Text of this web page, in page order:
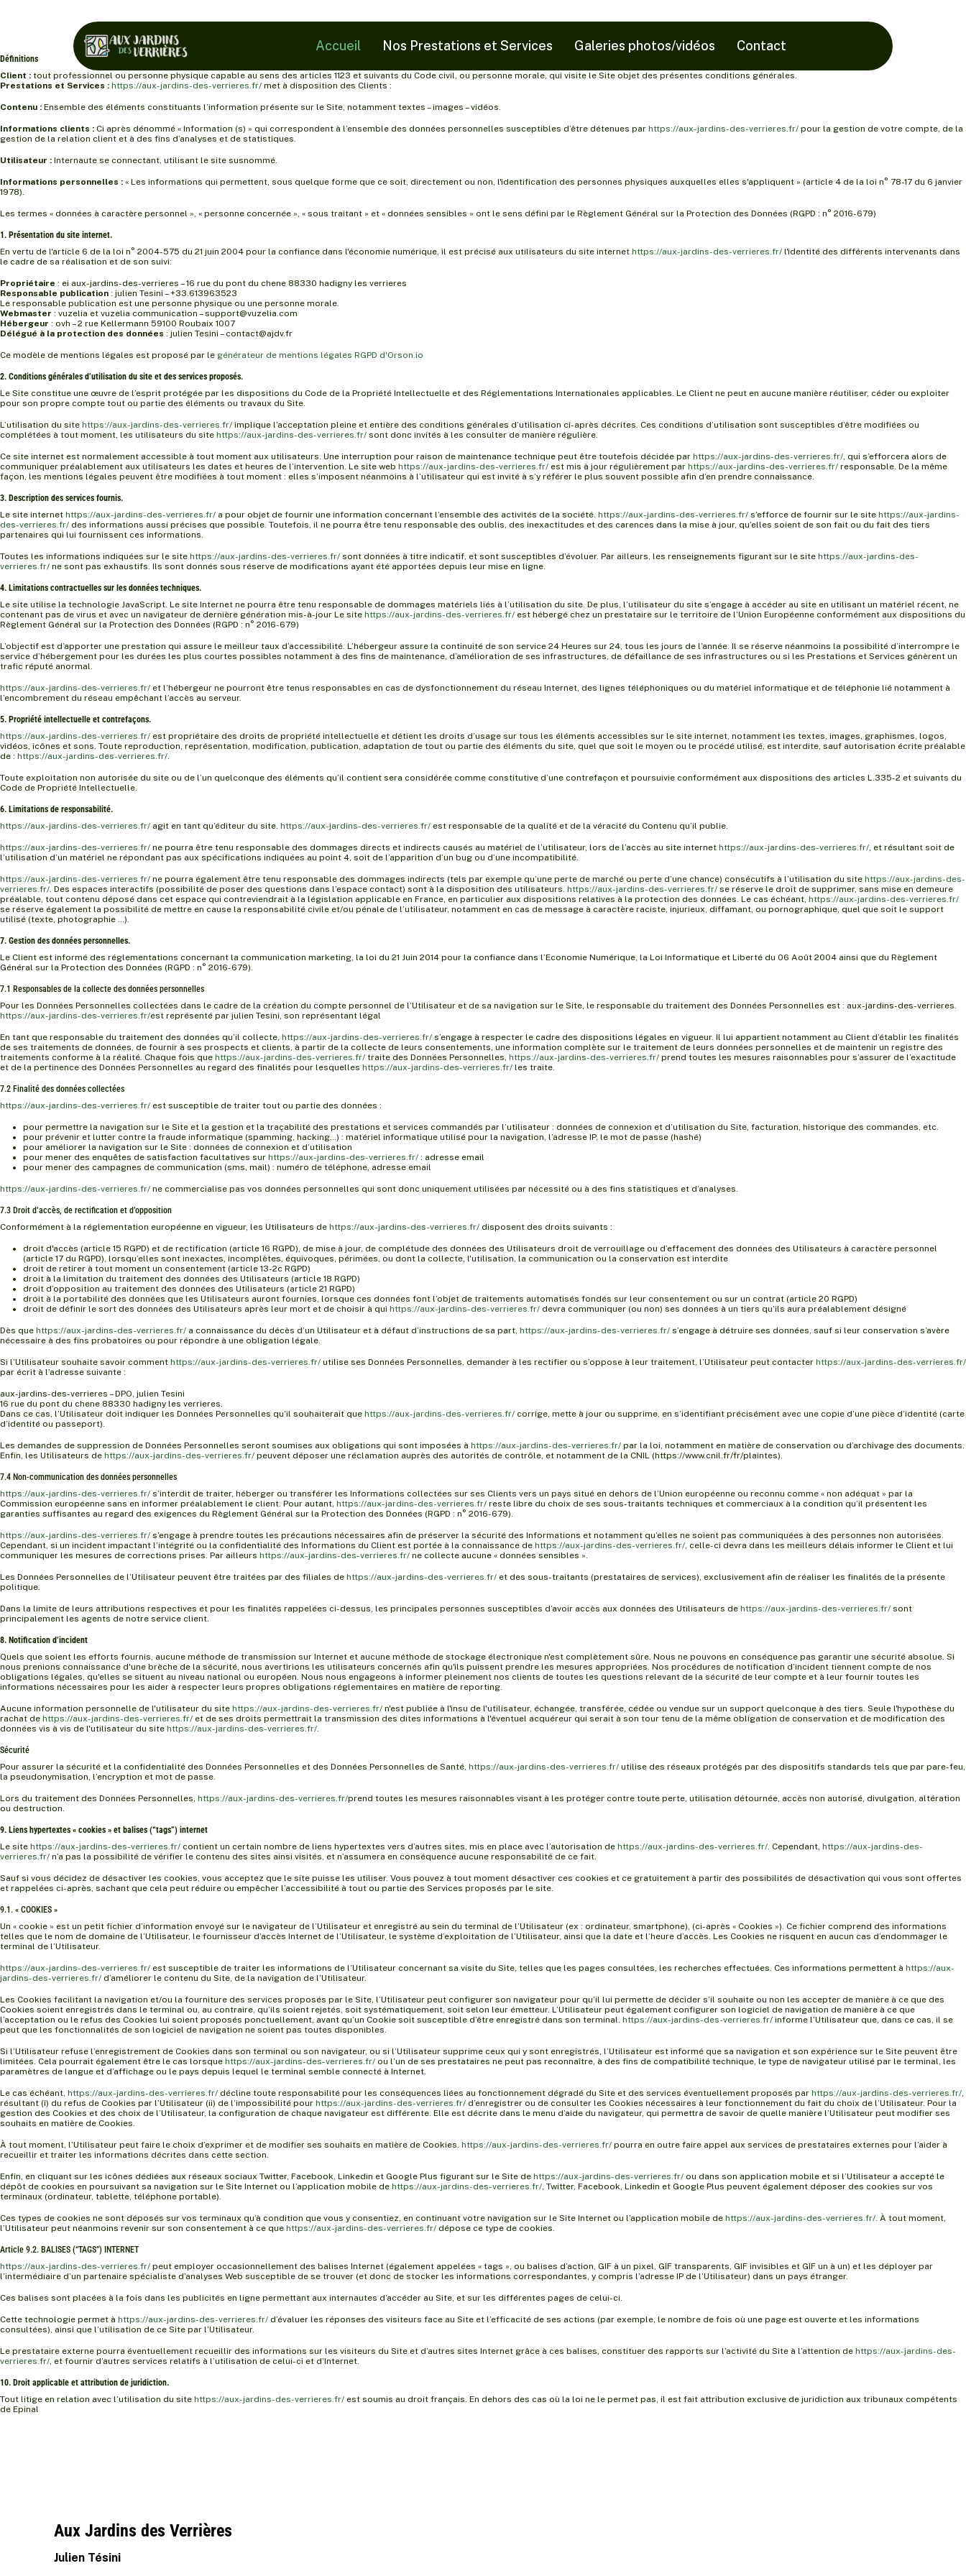
Accueil Nos Prestations et Services Galeries photos/vidéos Contact
Définitions
Client : tout professionnel ou personne physique capable au sens des articles 1123 et suivants du Code civil, ou personne morale, qui visite le Site objet des présentes conditions générales.
Prestations et Services : https://aux-jardins-des-verrieres.fr/ met à disposition des Clients :
Contenu : Ensemble des éléments constituants l’information présente sur le Site, notamment textes – images – vidéos.
Informations clients : Ci après dénommé « Information (s) » qui correspondent à l’ensemble des données personnelles susceptibles d’être détenues par https://aux-jardins-des-verrieres.fr/ pour la gestion de votre compte, de la
gestion de la relation client et à des fins d’analyses et de statistiques.
Utilisateur : Internaute se connectant, utilisant le site susnommé.
Informations personnelles : « Les informations qui permettent, sous quelque forme que ce soit, directement ou non, l'identification des personnes physiques auxquelles elles s'appliquent » (article 4 de la loi n° 78-17 du 6 janvier
1978).
Les termes « données à caractère personnel », « personne concernée », « sous traitant » et « données sensibles » ont le sens défini par le Règlement Général sur la Protection des Données (RGPD : n° 2016-679)
1. Présentation du site internet.
En vertu de l'article 6 de la loi n° 2004-575 du 21 juin 2004 pour la confiance dans l'économie numérique, il est précisé aux utilisateurs du site internet https://aux-jardins-des-verrieres.fr/ l'identité des différents intervenants dans
le cadre de sa réalisation et de son suivi:
Propriétaire : ei aux-jardins-des-verrieres – 16 rue du pont du chene 88330 hadigny les verrieres
Responsable publication : julien Tesini – +33.613963523
Le responsable publication est une personne physique ou une personne morale.
Webmaster : vuzelia et vuzelia communication – support@vuzelia.com
Hébergeur : ovh – 2 rue Kellermann 59100 Roubaix 1007
Délégué à la protection des données : julien Tesini – contact@ajdv.fr
Ce modèle de mentions légales est proposé par le générateur de mentions légales RGPD d'Orson.io
2. Conditions générales d’utilisation du site et des services proposés.
Le Site constitue une œuvre de l’esprit protégée par les dispositions du Code de la Propriété Intellectuelle et des Réglementations Internationales applicables. Le Client ne peut en aucune manière réutiliser, céder ou exploiter
pour son propre compte tout ou partie des éléments ou travaux du Site.
L’utilisation du site https://aux-jardins-des-verrieres.fr/ implique l’acceptation pleine et entière des conditions générales d’utilisation ci-après décrites. Ces conditions d’utilisation sont susceptibles d’être modifiées ou
complétées à tout moment, les utilisateurs du site https://aux-jardins-des-verrieres.fr/ sont donc invités à les consulter de manière régulière.
Ce site internet est normalement accessible à tout moment aux utilisateurs. Une interruption pour raison de maintenance technique peut être toutefois décidée par https://aux-jardins-des-verrieres.fr/, qui s’efforcera alors de
communiquer préalablement aux utilisateurs les dates et heures de l’intervention. Le site web https://aux-jardins-des-verrieres.fr/ est mis à jour régulièrement par https://aux-jardins-des-verrieres.fr/ responsable. De la même
façon, les mentions légales peuvent être modifiées à tout moment : elles s’imposent néanmoins à l’utilisateur qui est invité à s’y référer le plus souvent possible afin d’en prendre connaissance.
3. Description des services fournis.
Le site internet https://aux-jardins-des-verrieres.fr/ a pour objet de fournir une information concernant l’ensemble des activités de la société. https://aux-jardins-des-verrieres.fr/ s’efforce de fournir sur le site https://aux-jardins-
des-verrieres.fr/ des informations aussi précises que possible. Toutefois, il ne pourra être tenu responsable des oublis, des inexactitudes et des carences dans la mise à jour, qu’elles soient de son fait ou du fait des tiers
partenaires qui lui fournissent ces informations.
Toutes les informations indiquées sur le site https://aux-jardins-des-verrieres.fr/ sont données à titre indicatif, et sont susceptibles d’évoluer. Par ailleurs, les renseignements figurant sur le site https://aux-jardins-des-
verrieres.fr/ ne sont pas exhaustifs. Ils sont donnés sous réserve de modifications ayant été apportées depuis leur mise en ligne.
4. Limitations contractuelles sur les données techniques.
Le site utilise la technologie JavaScript. Le site Internet ne pourra être tenu responsable de dommages matériels liés à l’utilisation du site. De plus, l’utilisateur du site s’engage à accéder au site en utilisant un matériel récent, ne
contenant pas de virus et avec un navigateur de dernière génération mis-à-jour Le site https://aux-jardins-des-verrieres.fr/ est hébergé chez un prestataire sur le territoire de l’Union Européenne conformément aux dispositions du
Règlement Général sur la Protection des Données (RGPD : n° 2016-679)
L’objectif est d’apporter une prestation qui assure le meilleur taux d’accessibilité. L’hébergeur assure la continuité de son service 24 Heures sur 24, tous les jours de l’année. Il se réserve néanmoins la possibilité d’interrompre le
service d’hébergement pour les durées les plus courtes possibles notamment à des fins de maintenance, d’amélioration de ses infrastructures, de défaillance de ses infrastructures ou si les Prestations et Services génèrent un
trafic réputé anormal.
https://aux-jardins-des-verrieres.fr/ et l’hébergeur ne pourront être tenus responsables en cas de dysfonctionnement du réseau Internet, des lignes téléphoniques ou du matériel informatique et de téléphonie lié notamment à
l’encombrement du réseau empêchant l’accès au serveur.
5. Propriété intellectuelle et contrefaçons.
https://aux-jardins-des-verrieres.fr/ est propriétaire des droits de propriété intellectuelle et détient les droits d’usage sur tous les éléments accessibles sur le site internet, notamment les textes, images, graphismes, logos,
vidéos, icônes et sons. Toute reproduction, représentation, modification, publication, adaptation de tout ou partie des éléments du site, quel que soit le moyen ou le procédé utilisé, est interdite, sauf autorisation écrite préalable
de : https://aux-jardins-des-verrieres.fr/.
Toute exploitation non autorisée du site ou de l’un quelconque des éléments qu’il contient sera considérée comme constitutive d’une contrefaçon et poursuivie conformément aux dispositions des articles L.335-2 et suivants du
Code de Propriété Intellectuelle.
6. Limitations de responsabilité.
https://aux-jardins-des-verrieres.fr/ agit en tant qu’éditeur du site. https://aux-jardins-des-verrieres.fr/ est responsable de la qualité et de la véracité du Contenu qu’il publie.
https://aux-jardins-des-verrieres.fr/ ne pourra être tenu responsable des dommages directs et indirects causés au matériel de l’utilisateur, lors de l’accès au site internet https://aux-jardins-des-verrieres.fr/, et résultant soit de
l’utilisation d’un matériel ne répondant pas aux spécifications indiquées au point 4, soit de l’apparition d’un bug ou d’une incompatibilité.
https://aux-jardins-des-verrieres.fr/ ne pourra également être tenu responsable des dommages indirects (tels par exemple qu’une perte de marché ou perte d’une chance) consécutifs à l’utilisation du site https://aux-jardins-des-
verrieres.fr/. Des espaces interactifs (possibilité de poser des questions dans l’espace contact) sont à la disposition des utilisateurs. https://aux-jardins-des-verrieres.fr/ se réserve le droit de supprimer, sans mise en demeure
préalable, tout contenu déposé dans cet espace qui contreviendrait à la législation applicable en France, en particulier aux dispositions relatives à la protection des données. Le cas échéant, https://aux-jardins-des-verrieres.fr/
se réserve également la possibilité de mettre en cause la responsabilité civile et/ou pénale de l’utilisateur, notamment en cas de message à caractère raciste, injurieux, diffamant, ou pornographique, quel que soit le support
utilisé (texte, photographie …).
7. Gestion des données personnelles.
Le Client est informé des réglementations concernant la communication marketing, la loi du 21 Juin 2014 pour la confiance dans l’Economie Numérique, la Loi Informatique et Liberté du 06 Août 2004 ainsi que du Règlement
Général sur la Protection des Données (RGPD : n° 2016-679).
7.1 Responsables de la collecte des données personnelles
Pour les Données Personnelles collectées dans le cadre de la création du compte personnel de l’Utilisateur et de sa navigation sur le Site, le responsable du traitement des Données Personnelles est : aux-jardins-des-verrieres.
https://aux-jardins-des-verrieres.fr/est représenté par julien Tesini, son représentant légal
En tant que responsable du traitement des données qu’il collecte, https://aux-jardins-des-verrieres.fr/ s’engage à respecter le cadre des dispositions légales en vigueur. Il lui appartient notamment au Client d’établir les finalités
de ses traitements de données, de fournir à ses prospects et clients, à partir de la collecte de leurs consentements, une information complète sur le traitement de leurs données personnelles et de maintenir un registre des
traitements conforme à la réalité. Chaque fois que https://aux-jardins-des-verrieres.fr/ traite des Données Personnelles, https://aux-jardins-des-verrieres.fr/ prend toutes les mesures raisonnables pour s’assurer de l’exactitude
et de la pertinence des Données Personnelles au regard des finalités pour lesquelles https://aux-jardins-des-verrieres.fr/ les traite.
7.2 Finalité des données collectées
https://aux-jardins-des-verrieres.fr/ est susceptible de traiter tout ou partie des données :
pour permettre la navigation sur le Site et la gestion et la traçabilité des prestations et services commandés par l’utilisateur : données de connexion et d’utilisation du Site, facturation, historique des commandes, etc.
pour prévenir et lutter contre la fraude informatique (spamming, hacking…) : matériel informatique utilisé pour la navigation, l’adresse IP, le mot de passe (hashé)
pour améliorer la navigation sur le Site : données de connexion et d’utilisation
pour mener des enquêtes de satisfaction facultatives sur https://aux-jardins-des-verrieres.fr/ : adresse email
pour mener des campagnes de communication (sms, mail) : numéro de téléphone, adresse email
https://aux-jardins-des-verrieres.fr/ ne commercialise pas vos données personnelles qui sont donc uniquement utilisées par nécessité ou à des fins statistiques et d’analyses.
7.3 Droit d’accès, de rectification et d’opposition
Conformément à la réglementation européenne en vigueur, les Utilisateurs de https://aux-jardins-des-verrieres.fr/ disposent des droits suivants :
droit d'accès (article 15 RGPD) et de rectification (article 16 RGPD), de mise à jour, de complétude des données des Utilisateurs droit de verrouillage ou d’effacement des données des Utilisateurs à caractère personnel
(article 17 du RGPD), lorsqu’elles sont inexactes, incomplètes, équivoques, périmées, ou dont la collecte, l'utilisation, la communication ou la conservation est interdite
droit de retirer à tout moment un consentement (article 13-2c RGPD)
droit à la limitation du traitement des données des Utilisateurs (article 18 RGPD)
droit d’opposition au traitement des données des Utilisateurs (article 21 RGPD)
droit à la portabilité des données que les Utilisateurs auront fournies, lorsque ces données font l’objet de traitements automatisés fondés sur leur consentement ou sur un contrat (article 20 RGPD)
droit de définir le sort des données des Utilisateurs après leur mort et de choisir à qui https://aux-jardins-des-verrieres.fr/ devra communiquer (ou non) ses données à un tiers qu’ils aura préalablement désigné
Dès que https://aux-jardins-des-verrieres.fr/ a connaissance du décès d’un Utilisateur et à défaut d’instructions de sa part, https://aux-jardins-des-verrieres.fr/ s’engage à détruire ses données, sauf si leur conservation s’avère
nécessaire à des fins probatoires ou pour répondre à une obligation légale.
Si l’Utilisateur souhaite savoir comment https://aux-jardins-des-verrieres.fr/ utilise ses Données Personnelles, demander à les rectifier ou s’oppose à leur traitement, l’Utilisateur peut contacter https://aux-jardins-des-verrieres.fr/
par écrit à l’adresse suivante :
aux-jardins-des-verrieres – DPO, julien Tesini
16 rue du pont du chene 88330 hadigny les verrieres.
Dans ce cas, l’Utilisateur doit indiquer les Données Personnelles qu’il souhaiterait que https://aux-jardins-des-verrieres.fr/ corrige, mette à jour ou supprime, en s’identifiant précisément avec une copie d’une pièce d’identité (carte
d’identité ou passeport).
Les demandes de suppression de Données Personnelles seront soumises aux obligations qui sont imposées à https://aux-jardins-des-verrieres.fr/ par la loi, notamment en matière de conservation ou d’archivage des documents.
Enfin, les Utilisateurs de https://aux-jardins-des-verrieres.fr/ peuvent déposer une réclamation auprès des autorités de contrôle, et notamment de la CNIL (https://www.cnil.fr/fr/plaintes).
7.4 Non-communication des données personnelles
https://aux-jardins-des-verrieres.fr/ s’interdit de traiter, héberger ou transférer les Informations collectées sur ses Clients vers un pays situé en dehors de l’Union européenne ou reconnu comme « non adéquat » par la
Commission européenne sans en informer préalablement le client. Pour autant, https://aux-jardins-des-verrieres.fr/ reste libre du choix de ses sous-traitants techniques et commerciaux à la condition qu’il présentent les
garanties suffisantes au regard des exigences du Règlement Général sur la Protection des Données (RGPD : n° 2016-679).
https://aux-jardins-des-verrieres.fr/ s’engage à prendre toutes les précautions nécessaires afin de préserver la sécurité des Informations et notamment qu’elles ne soient pas communiquées à des personnes non autorisées.
Cependant, si un incident impactant l’intégrité ou la confidentialité des Informations du Client est portée à la connaissance de https://aux-jardins-des-verrieres.fr/, celle-ci devra dans les meilleurs délais informer le Client et lui
communiquer les mesures de corrections prises. Par ailleurs https://aux-jardins-des-verrieres.fr/ ne collecte aucune « données sensibles ».
Les Données Personnelles de l’Utilisateur peuvent être traitées par des filiales de https://aux-jardins-des-verrieres.fr/ et des sous-traitants (prestataires de services), exclusivement afin de réaliser les finalités de la présente
politique.
Dans la limite de leurs attributions respectives et pour les finalités rappelées ci-dessus, les principales personnes susceptibles d’avoir accès aux données des Utilisateurs de https://aux-jardins-des-verrieres.fr/ sont
principalement les agents de notre service client.
8. Notification d’incident
Quels que soient les efforts fournis, aucune méthode de transmission sur Internet et aucune méthode de stockage électronique n'est complètement sûre. Nous ne pouvons en conséquence pas garantir une sécurité absolue. Si
nous prenions connaissance d'une brèche de la sécurité, nous avertirions les utilisateurs concernés afin qu'ils puissent prendre les mesures appropriées. Nos procédures de notification d’incident tiennent compte de nos
obligations légales, qu'elles se situent au niveau national ou européen. Nous nous engageons à informer pleinement nos clients de toutes les questions relevant de la sécurité de leur compte et à leur fournir toutes les
informations nécessaires pour les aider à respecter leurs propres obligations réglementaires en matière de reporting.
Aucune information personnelle de l'utilisateur du site https://aux-jardins-des-verrieres.fr/ n'est publiée à l'insu de l'utilisateur, échangée, transférée, cédée ou vendue sur un support quelconque à des tiers. Seule l'hypothèse du
rachat de https://aux-jardins-des-verrieres.fr/ et de ses droits permettrait la transmission des dites informations à l'éventuel acquéreur qui serait à son tour tenu de la même obligation de conservation et de modification des
données vis à vis de l'utilisateur du site https://aux-jardins-des-verrieres.fr/.
Sécurité
Pour assurer la sécurité et la confidentialité des Données Personnelles et des Données Personnelles de Santé, https://aux-jardins-des-verrieres.fr/ utilise des réseaux protégés par des dispositifs standards tels que par pare-feu,
la pseudonymisation, l’encryption et mot de passe.
Lors du traitement des Données Personnelles, https://aux-jardins-des-verrieres.fr/prend toutes les mesures raisonnables visant à les protéger contre toute perte, utilisation détournée, accès non autorisé, divulgation, altération
ou destruction.
9. Liens hypertextes « cookies » et balises (“tags”) internet
Le site https://aux-jardins-des-verrieres.fr/ contient un certain nombre de liens hypertextes vers d’autres sites, mis en place avec l’autorisation de https://aux-jardins-des-verrieres.fr/. Cependant, https://aux-jardins-des-
verrieres.fr/ n’a pas la possibilité de vérifier le contenu des sites ainsi visités, et n’assumera en conséquence aucune responsabilité de ce fait.
Sauf si vous décidez de désactiver les cookies, vous acceptez que le site puisse les utiliser. Vous pouvez à tout moment désactiver ces cookies et ce gratuitement à partir des possibilités de désactivation qui vous sont offertes
et rappelées ci-après, sachant que cela peut réduire ou empêcher l’accessibilité à tout ou partie des Services proposés par le site.
9.1. « COOKIES »
Un « cookie » est un petit fichier d’information envoyé sur le navigateur de l’Utilisateur et enregistré au sein du terminal de l’Utilisateur (ex : ordinateur, smartphone), (ci-après « Cookies »). Ce fichier comprend des informations
telles que le nom de domaine de l’Utilisateur, le fournisseur d’accès Internet de l’Utilisateur, le système d’exploitation de l’Utilisateur, ainsi que la date et l’heure d’accès. Les Cookies ne risquent en aucun cas d’endommager le
terminal de l’Utilisateur.
https://aux-jardins-des-verrieres.fr/ est susceptible de traiter les informations de l’Utilisateur concernant sa visite du Site, telles que les pages consultées, les recherches effectuées. Ces informations permettent à https://aux-
jardins-des-verrieres.fr/ d’améliorer le contenu du Site, de la navigation de l’Utilisateur.
Les Cookies facilitant la navigation et/ou la fourniture des services proposés par le Site, l’Utilisateur peut configurer son navigateur pour qu’il lui permette de décider s’il souhaite ou non les accepter de manière à ce que des
Cookies soient enregistrés dans le terminal ou, au contraire, qu’ils soient rejetés, soit systématiquement, soit selon leur émetteur. L’Utilisateur peut également configurer son logiciel de navigation de manière à ce que
l’acceptation ou le refus des Cookies lui soient proposés ponctuellement, avant qu’un Cookie soit susceptible d’être enregistré dans son terminal. https://aux-jardins-des-verrieres.fr/ informe l’Utilisateur que, dans ce cas, il se
peut que les fonctionnalités de son logiciel de navigation ne soient pas toutes disponibles.
Si l’Utilisateur refuse l’enregistrement de Cookies dans son terminal ou son navigateur, ou si l’Utilisateur supprime ceux qui y sont enregistrés, l’Utilisateur est informé que sa navigation et son expérience sur le Site peuvent être
limitées. Cela pourrait également être le cas lorsque https://aux-jardins-des-verrieres.fr/ ou l’un de ses prestataires ne peut pas reconnaître, à des fins de compatibilité technique, le type de navigateur utilisé par le terminal, les
paramètres de langue et d’affichage ou le pays depuis lequel le terminal semble connecté à Internet.
Le cas échéant, https://aux-jardins-des-verrieres.fr/ décline toute responsabilité pour les conséquences liées au fonctionnement dégradé du Site et des services éventuellement proposés par https://aux-jardins-des-verrieres.fr/,
résultant (i) du refus de Cookies par l’Utilisateur (ii) de l’impossibilité pour https://aux-jardins-des-verrieres.fr/ d’enregistrer ou de consulter les Cookies nécessaires à leur fonctionnement du fait du choix de l’Utilisateur. Pour la
gestion des Cookies et des choix de l’Utilisateur, la configuration de chaque navigateur est différente. Elle est décrite dans le menu d’aide du navigateur, qui permettra de savoir de quelle manière l’Utilisateur peut modifier ses
souhaits en matière de Cookies.
À tout moment, l’Utilisateur peut faire le choix d’exprimer et de modifier ses souhaits en matière de Cookies. https://aux-jardins-des-verrieres.fr/ pourra en outre faire appel aux services de prestataires externes pour l’aider à
recueillir et traiter les informations décrites dans cette section.
Enfin, en cliquant sur les icônes dédiées aux réseaux sociaux Twitter, Facebook, Linkedin et Google Plus figurant sur le Site de https://aux-jardins-des-verrieres.fr/ ou dans son application mobile et si l’Utilisateur a accepté le
dépôt de cookies en poursuivant sa navigation sur le Site Internet ou l’application mobile de https://aux-jardins-des-verrieres.fr/, Twitter, Facebook, Linkedin et Google Plus peuvent également déposer des cookies sur vos
terminaux (ordinateur, tablette, téléphone portable).
Ces types de cookies ne sont déposés sur vos terminaux qu’à condition que vous y consentiez, en continuant votre navigation sur le Site Internet ou l’application mobile de https://aux-jardins-des-verrieres.fr/. À tout moment,
l’Utilisateur peut néanmoins revenir sur son consentement à ce que https://aux-jardins-des-verrieres.fr/ dépose ce type de cookies.
Article 9.2. BALISES (“TAGS”) INTERNET
https://aux-jardins-des-verrieres.fr/ peut employer occasionnellement des balises Internet (également appelées « tags », ou balises d’action, GIF à un pixel, GIF transparents, GIF invisibles et GIF un à un) et les déployer par
l’intermédiaire d’un partenaire spécialiste d’analyses Web susceptible de se trouver (et donc de stocker les informations correspondantes, y compris l’adresse IP de l’Utilisateur) dans un pays étranger.
Ces balises sont placées à la fois dans les publicités en ligne permettant aux internautes d’accéder au Site, et sur les différentes pages de celui-ci.
Cette technologie permet à https://aux-jardins-des-verrieres.fr/ d’évaluer les réponses des visiteurs face au Site et l’efficacité de ses actions (par exemple, le nombre de fois où une page est ouverte et les informations
consultées), ainsi que l’utilisation de ce Site par l’Utilisateur.
Le prestataire externe pourra éventuellement recueillir des informations sur les visiteurs du Site et d’autres sites Internet grâce à ces balises, constituer des rapports sur l’activité du Site à l’attention de https://aux-jardins-des-
verrieres.fr/, et fournir d’autres services relatifs à l’utilisation de celui-ci et d’Internet.
10. Droit applicable et attribution de juridiction.
Tout litige en relation avec l’utilisation du site https://aux-jardins-des-verrieres.fr/ est soumis au droit français. En dehors des cas où la loi ne le permet pas, il est fait attribution exclusive de juridiction aux tribunaux compétents
de Epinal
Aux Jardins des Verrières
Julien Tésini